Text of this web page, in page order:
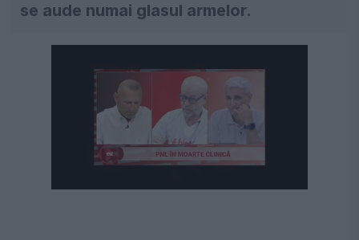
se aude numai glasul armelor.